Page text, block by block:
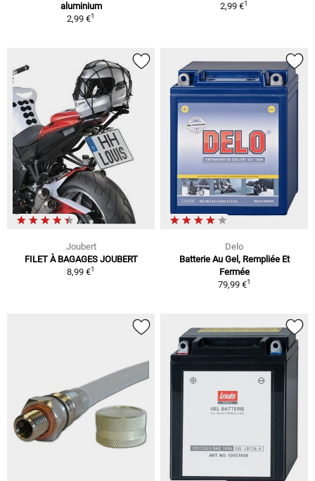
aluminium
2,99 €1
2,99 €1
Joubert
FILET À BAGAGES JOUBERT
8,99 €1
Delo
Batterie Au Gel, Rempliée Et
Fermée
79,99 €1